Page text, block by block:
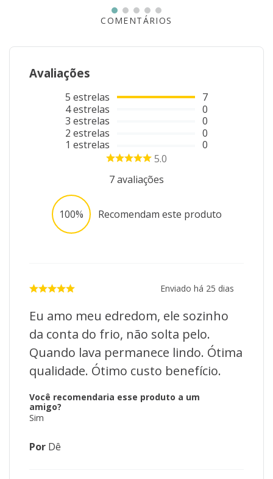
COMENTÁRIOS
Avaliações
5 estrelas
4estrelas
3 estrelas
2 estrelas
1 estrelas
7
0
0
0
0
5.0
7avaliações
100% Recomendam este produto
Enviado há 25 dias
Eu amo meu edredom, ele sozinho
da conta do frio, não solta pelo.
Quando lava permanece lindo. Ótima
qualidade. Ótimo custo benefício.
Você recomendaria esse produto a um
amigo?
Sim
Por Dê